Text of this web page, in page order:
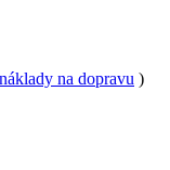
na dopravu )